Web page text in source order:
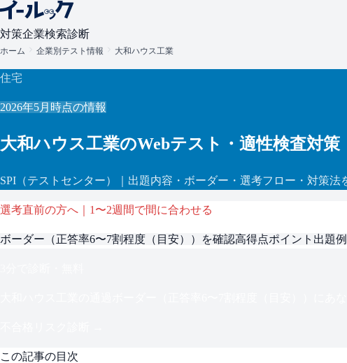
対策企業検索診断
ホーム 企業別テスト情報 大和ハウス工業
住宅
2026年5月 時点の情報
大和ハウス工業のWebテスト・適性検査対策
SPI （テストセンター） ｜出題内容・ボーダー・選考フロー・対策法
選考直前の方へ｜1〜2週間で間に合わせる
ボーダー（正答率6〜7割程度（目安） ）を確認高得点ポイント 出題
この記事の目次